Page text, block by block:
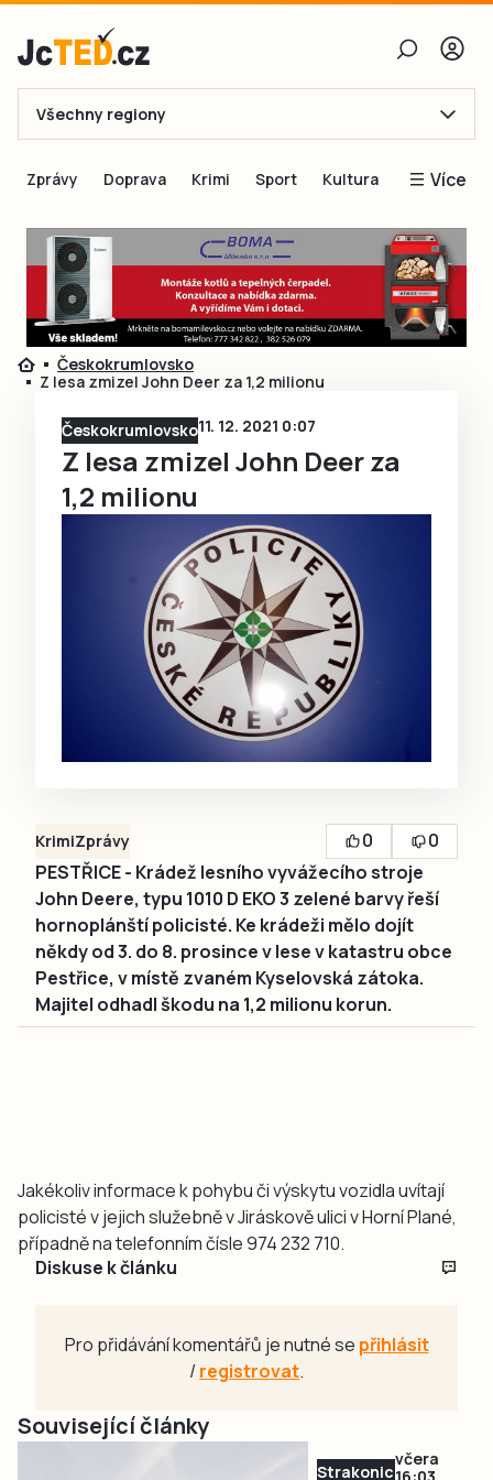
E-mail
Obnovit heslo
Přihlásit se
Přihlásit se přes Facebook
Ještě nemám účet, chci seRegistrovat
Všechny regiony
Zprávy Doprava Krimi Sport Kultura Více
Blogy
Inspirace
Čtenáři píší
Speciální přílohy
Českokrumlovsko
Z lesa zmizel John Deer za 1,2 milionu
Českokrumlovsko11. 12. 2021 0:07
Z lesa zmizel John Deer za
1,2 milionu
KrimiZprávy 0
0
PESTŘICE - Krádež lesního vyvážecího stroje
John Deere, typu 1010 D EKO 3 zelené barvy řeší
hornoplánští policisté. Ke krádeži mělo dojít
někdy od 3. do 8. prosince v lese v katastru obce
Pestřice, v místě zvaném Kyselovská zátoka.
Majitel odhadl škodu na 1,2 milionu korun.
Jakékoliv informace k pohybu či výskytu vozidla uvítají
policisté v jejich služebně v Jiráskově ulici v Horní Plané,
případně na telefonním čísle 974 232 710.
Diskuse k článku
Pro přidávání komentářů je nutné se přihlásit
/registrovat.
Související články
Strakonicko
včera